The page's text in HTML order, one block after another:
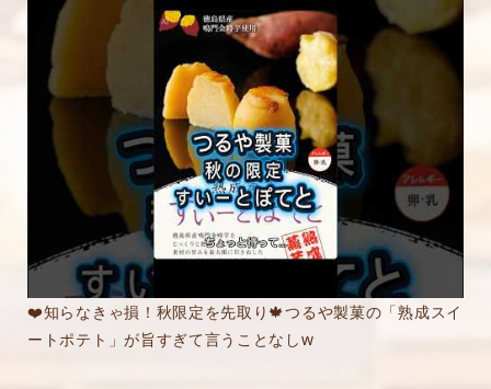
❤️知らなきゃ損！秋限定を先取り🍁つるや製菓の「熟成スイ
ートポテト」が旨すぎて言うことなしw